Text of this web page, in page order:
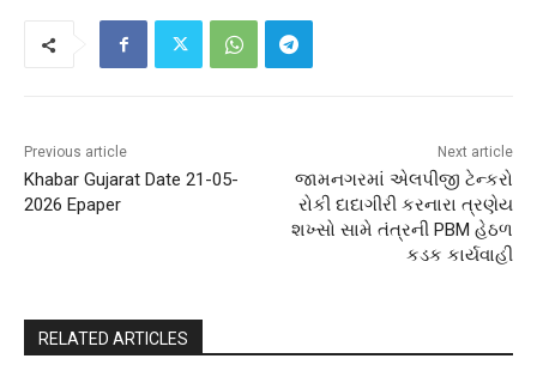
Previous article
Khabar Gujarat Date 21-05-
2026 Epaper
Next article
જામનગરમાં એલપીજી ટેન્કરો
રોકી દાદાગીરી કરનારા ત્રણેય
શખ્સો સામે તંત્રની PBM હેઠળ
કડક કાર્યવાહી
RELATED ARTICLES